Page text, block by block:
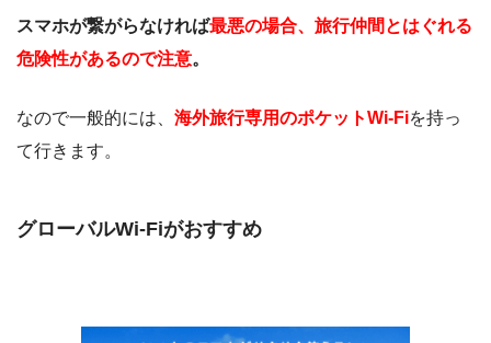
スマホが繋がらなければ最悪の場合、旅行仲間とはぐれる
危険性があるので注意。
なので一般的には、 海外旅行専用のポケットWi-Fiを持っ
て行きます。
グローバルWi-Fiがおすすめ